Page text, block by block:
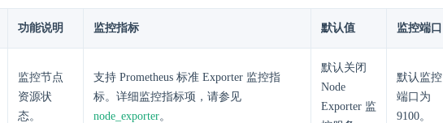
功能说明 监控指标 默认值 监控端口
监控节点
资源状
态。
支持 Prometheus 标准 Exporter 监控指
标。详细监控指标项，请参见
node_exporter。
默认关闭
Node
Exporter 监
默认监控
端口为
9100。